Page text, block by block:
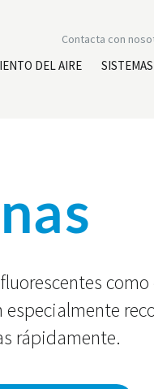
Contacta con
DEL AIRE
como
rápidamente.